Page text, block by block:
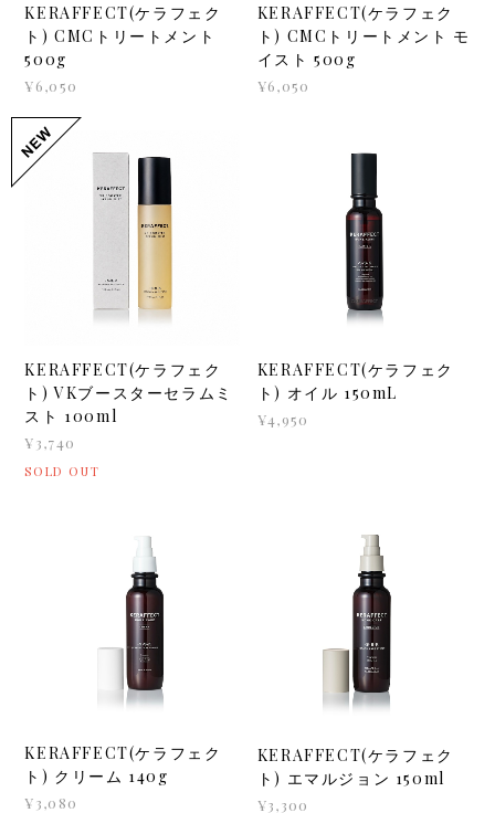
KERAFFECT(ケラフェク
ト) CMCトリートメント
500g
¥6,050
KERAFFECT(ケラフェク
ト) CMCトリートメント モ
イスト 500g
¥6,050
KERAFFECT(ケラフェク
ト) VKブースターセラムミ
スト 100ml
¥3,740
SOLD OUT
KERAFFECT(ケラフェク
ト) オイル 150mL
¥4,950
KERAFFECT(ケラフェク
ト) クリーム 140g
¥3,080
KERAFFECT(ケラフェク
ト) エマルジョン 150ml
¥3,300